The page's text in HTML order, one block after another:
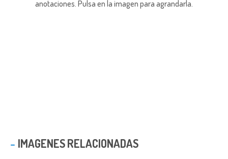
anotaciones. Pulsa en la imagen para agrandarla.
IMAGENES RELACIONADAS